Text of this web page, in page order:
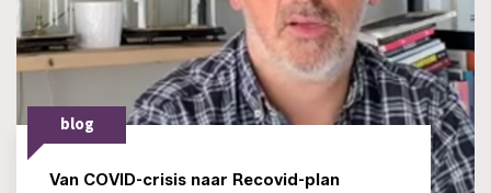
blog
Van COVID-crisis naar Recovid-plan